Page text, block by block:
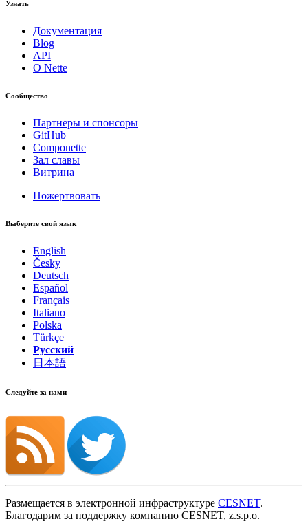
Узнать
Документация
Blog
API
О Nette
Сообщество
Партнеры и спонсоры
GitHub
Componette
Зал славы
Витрина
Пожертвовать
Выберите свой язык
English
Česky
Deutsch
Español
Français
Italiano
Polska
Türkçe
Русский
日本語
Следуйте за нами
Размещается в электронной инфраструктуре CESNET.
Благодарим за поддержку компанию CESNET, z.s.p.o.